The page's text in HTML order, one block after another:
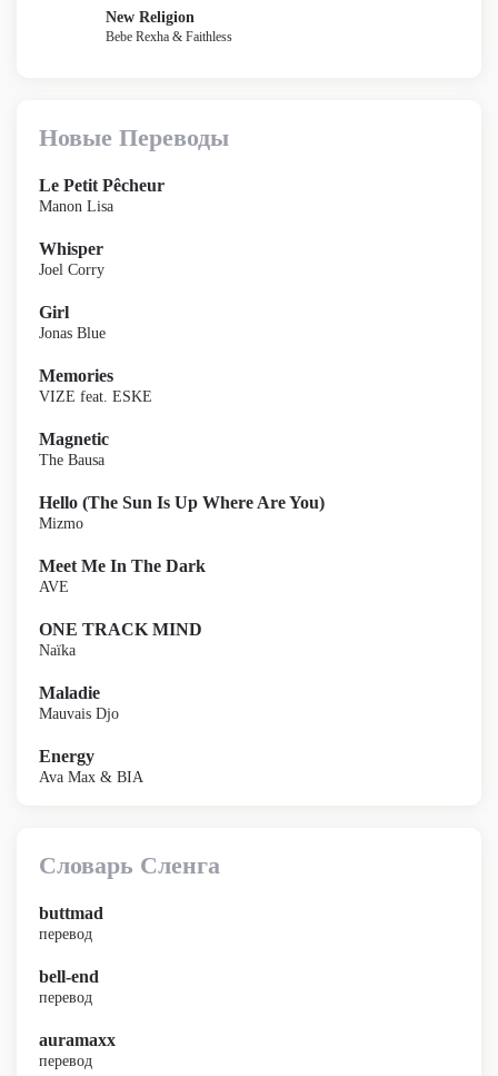
New Religion
Bebe Rexha & Faithless
Новые Переводы
Le Petit Pêcheur
Manon Lisa
Whisper
Joel Corry
Girl
Jonas Blue
Memories
VIZE feat. ESKE
Magnetic
The Bausa
Hello (The Sun Is Up Where Are You)
Mizmo
Meet Me In The Dark
AVE
ONE TRACK MIND
Naïka
Maladie
Mauvais Djo
Energy
Ava Max & BIA
Словарь Сленга
buttmad
перевод
bell-end
перевод
auramaxx
перевод